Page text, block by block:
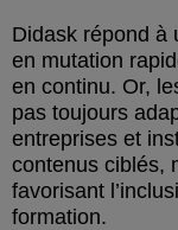
Didask répond à
en mutation
en continu. Or,
pas toujours
entreprises et
contenus ciblés,
favorisant
formation.